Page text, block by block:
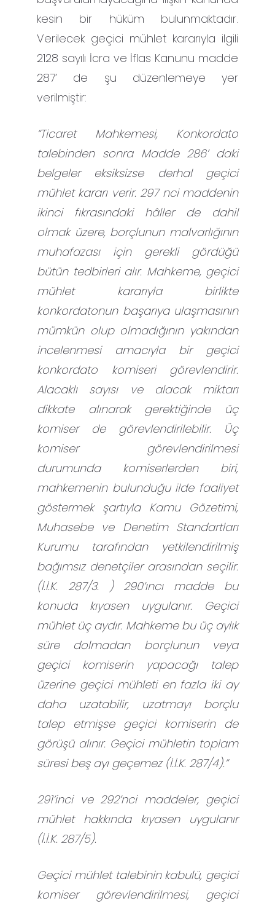
kesin bir hüküm bulunmaktadır.
Verilecek geçici mühlet kararıyla ilgili
2128 sayılı İcra ve İflas Kanunu madde
287’ de şu düzenlemeye yer
verilmiştir:
“Ticaret Mahkemesi, Konkordato
talebinden sonra Madde 286’ daki
belgeler eksiksizse derhal geçici
mühlet kararı verir. 297 nci maddenin
ikinci fıkrasındaki hâller de dahil
olmak üzere, borçlunun malvarlığının
muhafazası için gerekli gördüğü
bütün tedbirleri alır. Mahkeme, geçici
mühlet kararıyla birlikte
konkordatonun başarıya ulaşmasının
mümkün olup olmadığının yakından
incelenmesi amacıyla bir geçici
konkordato komiseri görevlendirir.
Alacaklı sayısı ve alacak miktarı
dikkate alınarak gerektiğinde üç
komiser de görevlendirilebilir. Üç
komiser görevlendirilmesi
durumunda komiserlerden biri,
mahkemenin bulunduğu ilde faaliyet
göstermek şartıyla Kamu Gözetimi,
Muhasebe ve Denetim Standartları
Kurumu tarafından yetkilendirilmiş
bağımsız denetçiler arasından seçilir.
(İ.İ.K. 287/3. ) 290’ıncı madde bu
konuda kıyasen uygulanır. Geçici
mühlet üç aydır. Mahkeme bu üç aylık
süre dolmadan borçlunun veya
geçici komiserin yapacağı talep
üzerine geçici mühleti en fazla iki ay
daha uzatabilir, uzatmayı borçlu
talep etmişse geçici komiserin de
görüşü alınır. Geçici mühletin toplam
süresi beş ayı geçemez (İ.İ.K. 287/4).”
291’inci ve 292’nci maddeler, geçici
mühlet hakkında kıyasen uygulanır
(İ.İ.K. 287/5).
Geçici mühlet talebinin kabulü, geçici
komiser görevlendirilmesi, geçici